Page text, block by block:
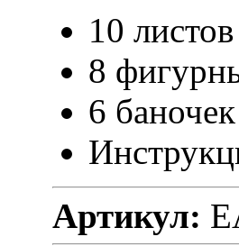
10
8
6
Артикул: